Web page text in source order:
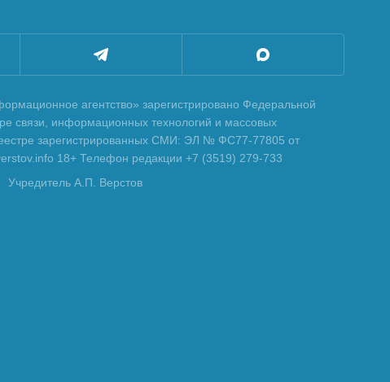
агентство» зарегистрировано Федеральной
связи, информационных технологий и массовых
зарегистрированных СМИ: ЭЛ № ФС77-77805 от
18+ Телефон редакции +7 (3519) 279-733
Учредитель А.П. Верстов